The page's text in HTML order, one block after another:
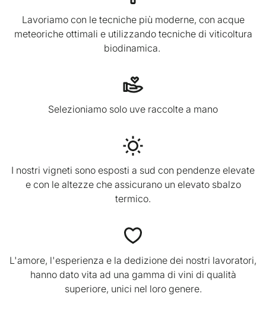
Lavoriamo con le tecniche più moderne, con acque
meteoriche ottimali e utilizzando tecniche di viticoltura
biodinamica.
Selezioniamo solo uve raccolte a mano
I nostri vigneti sono esposti a sud con pendenze elevate
e con le altezze che assicurano un elevato sbalzo
termico.
L'amore, l'esperienza e la dedizione dei nostri lavoratori,
hanno dato vita ad una gamma di vini di qualità
superiore, unici nel loro genere.